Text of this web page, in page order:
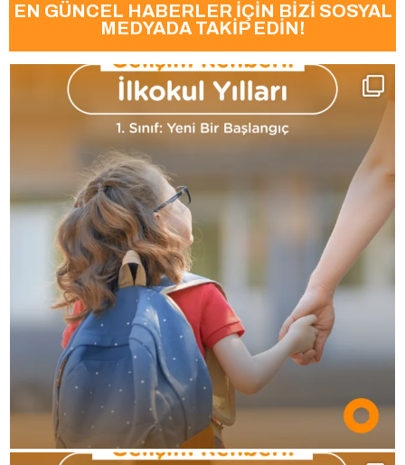
EN GÜNCEL HABERLER İÇİN BİZİ SOSYAL
MEDYADA TAKİP EDİN!